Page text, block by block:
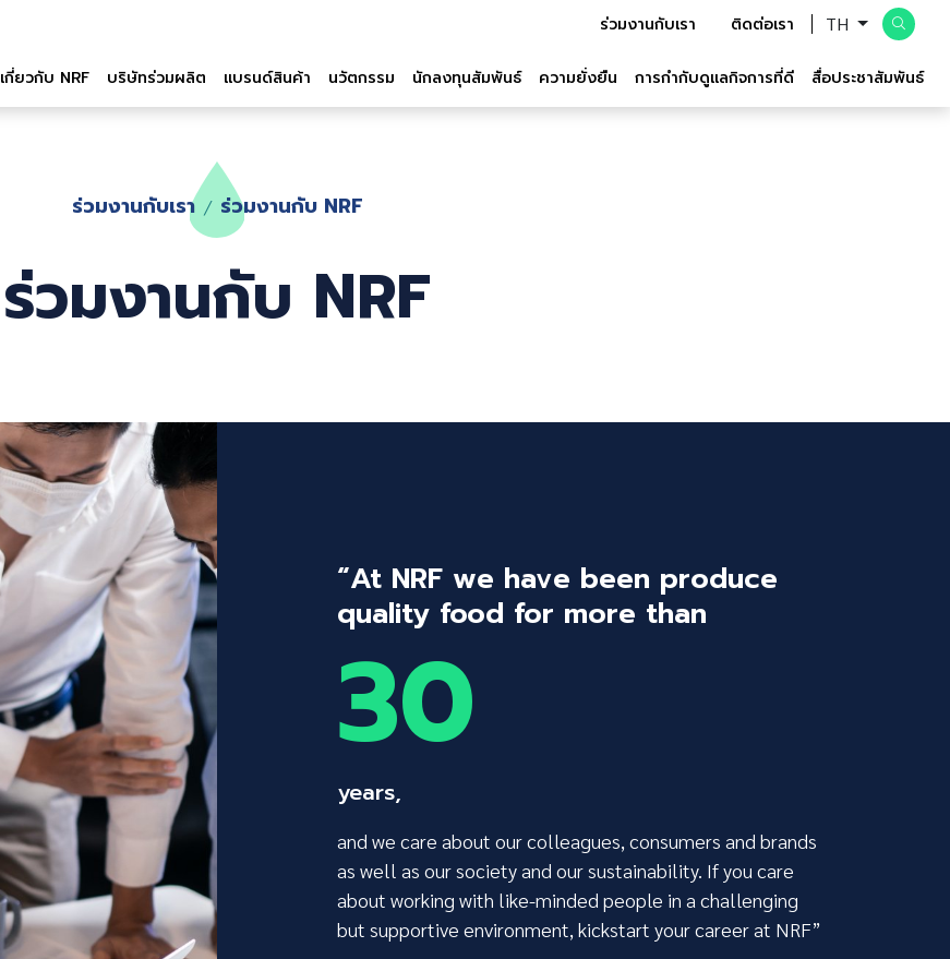
ร่วมงานกับเรา ติดต่อเรา TH
เกี่ยวกับ NRF บริษัทร่วมผลิต แบรนด์สินค้า นวัตกรรม นักลงทุนสัมพันธ์ ความยั่งยืน การกำกับดูแลกิจการที่ดี สื่อประชาสัมพันธ์
ร่วมงานกับเรา ร่วมงานกับ NRF
ร่วมงานกับ NRF
“At NRF we have been produce
quality food for more than
30
years,
and we care about our colleagues, consumers and brands
as well as our society and our sustainability. If you care
about working with like-minded people in a challenging
but supportive environment, kickstart your career at NRF”